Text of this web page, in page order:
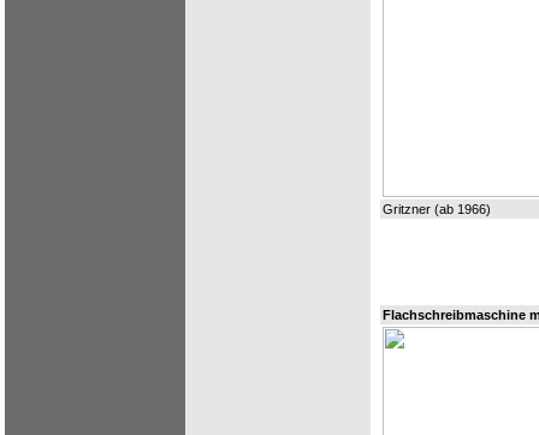
Gritzner (ab 1966)
Flachschreibmaschine